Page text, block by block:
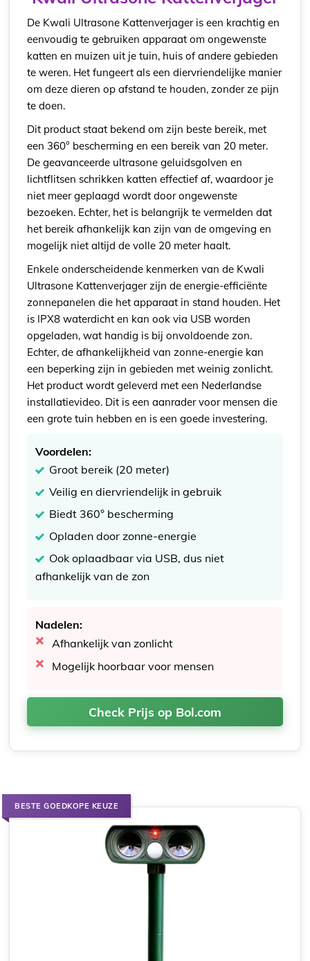
De Kwali Ultrasone Kattenverjager is een krachtig en
eenvoudig te gebruiken apparaat om ongewenste
katten en muizen uit je tuin, huis of andere gebieden
te weren. Het fungeert als een diervriendelijke manier
om deze dieren op afstand te houden, zonder ze pijn
te doen.
Dit product staat bekend om zijn beste bereik, met
een 360° bescherming en een bereik van 20 meter.
De geavanceerde ultrasone geluidsgolven en
lichtflitsen schrikken katten effectief af, waardoor je
niet meer geplaagd wordt door ongewenste
bezoeken. Echter, het is belangrijk te vermelden dat
het bereik afhankelijk kan zijn van de omgeving en
mogelijk niet altijd de volle 20 meter haalt.
Enkele onderscheidende kenmerken van de Kwali
Ultrasone Kattenverjager zijn de energie-efficiënte
zonnepanelen die het apparaat in stand houden. Het
is IPX8 waterdicht en kan ook via USB worden
opgeladen, wat handig is bij onvoldoende zon.
Echter, de afhankelijkheid van zonne-energie kan
een beperking zijn in gebieden met weinig zonlicht.
Het product wordt geleverd met een Nederlandse
installatievideo. Dit is een aanrader voor mensen die
een grote tuin hebben en is een goede investering.
Voordelen:
Groot bereik (20 meter)
Veilig en diervriendelijk in gebruik
Biedt 360° bescherming
Opladen door zonne-energie
Ook oplaadbaar via USB, dus niet
afhankelijk van de zon
Nadelen:
Afhankelijk van zonlicht
Mogelijk hoorbaar voor mensen
Check Prijs op Bol.com
BESTE GOEDKOPE KEUZE